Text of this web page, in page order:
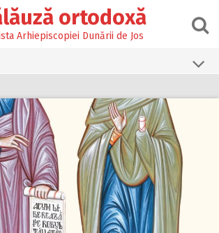
ortodoxă
Arhiepiscopiei Dunării de Jos